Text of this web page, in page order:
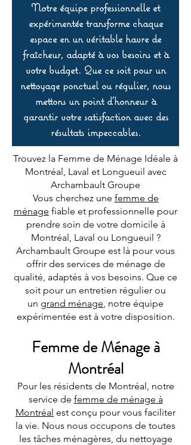
Notre équipe professionnelle et
expérimentée transforme chaque
espace en un véritable havre de
fraîcheur, adapté à vos besoins et à
votre budget. Que ce soit pour un
nettoyage ponctuel ou régulier, nous
mettons un point d’honneur à
garantir votre satisfaction avec des
résultats impeccables.
Trouvez la Femme de Ménage Idéale à
Montréal, Laval et Longueuil avec
Archambault Groupe
Vous cherchez une femme de
ménage fiable et professionnelle pour
prendre soin de votre domicile à
Montréal, Laval ou Longueuil ?
Archambault Groupe est là pour vous
offrir des services de ménage de
qualité, adaptés à vos besoins. Que ce
soit pour un entretien régulier ou
un grand ménage, notre équipe
expérimentée est à votre disposition.
Femme de Ménage à
Montréal
Pour les résidents de Montréal, notre
service de femme de ménage à
Montréal est conçu pour vous faciliter
la vie. Nous nous occupons de toutes
les tâches ménagères, du nettoyage